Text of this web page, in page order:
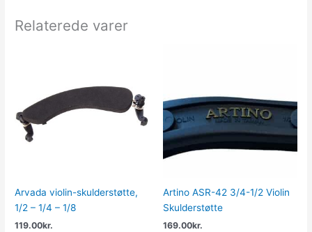
Relaterede varer
Arvada violin-skulderstøtte,
1/2 – 1/4 – 1/8
119.00kr.
Artino ASR-42 3/4-1/2 Violin
Skulderstøtte
169.00kr.